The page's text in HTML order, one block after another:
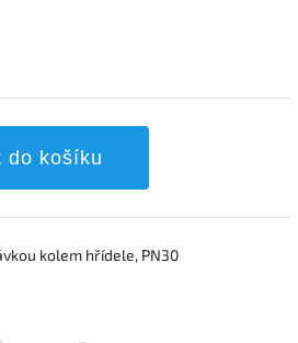
do košíku
kolem hřídele, PN30